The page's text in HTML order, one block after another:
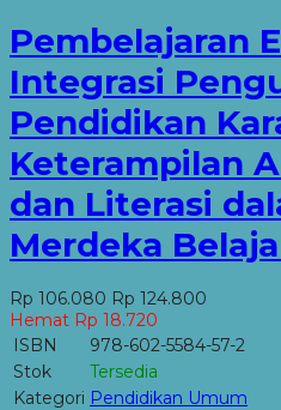
Pembelajaran
Integrasi
Pendidikan
Keterampilan
dan Literasi
Merdeka
Rp 106.080 Rp 124.800
Hemat Rp 18.720
ISBN
978-602-5584-57-2
Stok
Tersedia
Kategori Pendidikan Umum